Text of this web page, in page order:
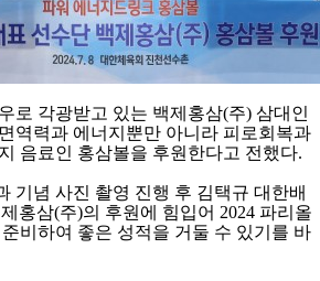
로 각광받고 있는 백제홍삼(주) 삼대인
역력과 에너지뿐만 아니라 피로회복과
음료인 홍삼볼을 후원한다고 전했다.
기념 사진 촬영 진행 후 김택규 대한배
홍삼(주)의 후원에 힘입어 2024 파리올
비하여 좋은 성적을 거둘 수 있기를 바